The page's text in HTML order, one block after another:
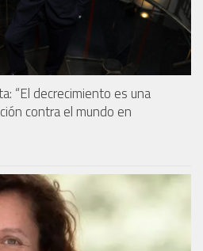
“El decrecimiento es una
contra el mundo en